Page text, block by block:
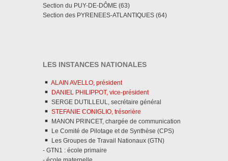
Section du PUY-DE-DÔME (63)
Section des PYRENEES-ATLANTIQUES (64)
LES INSTANCES NATIONALES
ALAIN AVELLO, président
DANIEL PHILIPPOT, vice-président
SERGE DUTILLEUL, secrétaire général
STEFANIE CONIGLIO, trésorière
MANON PRINCET, chargée de communication
Le Comité de Pilotage et de Synthèse (CPS)
Les Groupes de Travail Nationaux (GTN)
- GTN1 : école primaire